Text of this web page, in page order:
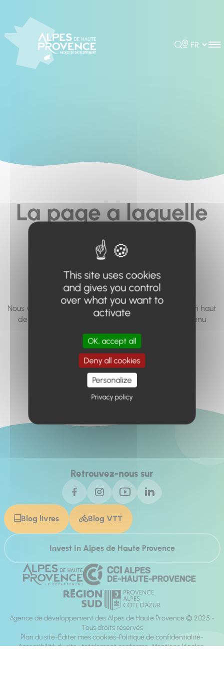
Rechercher
Choisir la
La page a laquelle
vous cherchez à
accéder n'existe
pas... ou plus.
Nous vous invitons à utiliser le moteur de recherche en haut
de page, ou à utiliser le menu pour trouver le contenu
Retour à l'accueil
Retrouvez-nous sur
Blog livres Blog VTT
Invest In Alpes de Haute Provence
Agence de développement des Alpes de Haute Provence © 2025 -
Tous droits réservés
Plan du site Éditer mes cookies Politique de confidentialité
Accessibilité du site : totalement conforme Mentions légales
This site uses cookies
and gives you control
over what you want to
activate
OK, accept all
Deny all cookies
Personalize
Privacy policy